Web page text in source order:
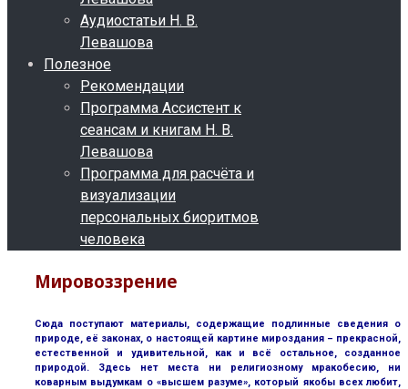
Аудиостатьи Н. В.
Левашова
Полезное
Рекомендации
Программа Ассистент к
сеансам и книгам Н. В.
Левашова
Программа для расчёта и
визуализации
персональных биоритмов
человека
Мировоззрение
Сюда поступают материалы, содержащие подлинные сведения о
природе, её законах, о настоящей картине мироздания – прекрасной,
естественной и удивительной, как и всё остальное, созданное
природой. Здесь нет места ни религиозному мракобесию, ни
коварным выдумкам о «высшем разуме», который якобы всех любит,